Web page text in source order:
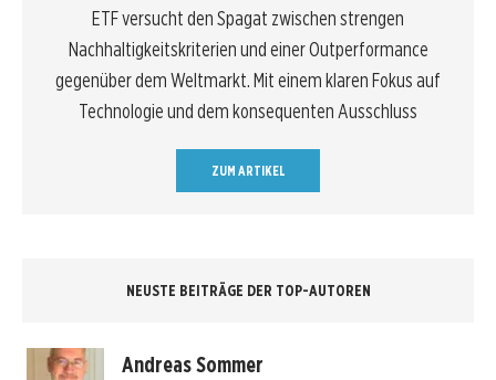
ETF versucht den Spagat zwischen strengen
Nachhaltigkeitskriterien und einer Outperformance
gegenüber dem Weltmarkt. Mit einem klaren Fokus auf
Technologie und dem konsequenten Ausschluss
ZUM ARTIKEL
NEUSTE BEITRÄGE DER TOP-AUTOREN
Andreas Sommer